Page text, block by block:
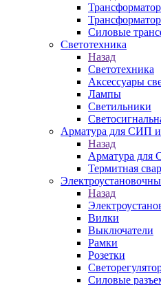
Силовые
Светотехника
Назад
Светотехника
Аксессуары
Лампы
Светильники
Арматура для СИП
Назад
Арматура
Термитная
Назад
Вилки
Выключатели
Рамки
Розетки
Силовые